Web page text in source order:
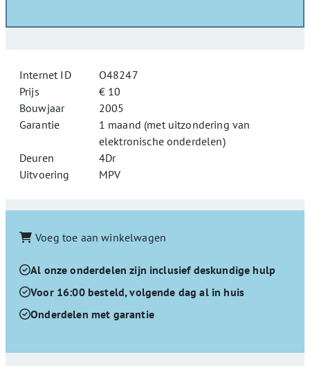
Internet ID
O48247
Prijs
€ 10
Bouwjaar
2005
Garantie
1 maand (met uitzondering van
elektronische onderdelen)
Deuren
4Dr
Uitvoering
MPV
Voeg toe aan winkelwagen
Al onze onderdelen zijn inclusief deskundige hulp
Voor 16:00 besteld, volgende dag al in huis
Onderdelen met garantie